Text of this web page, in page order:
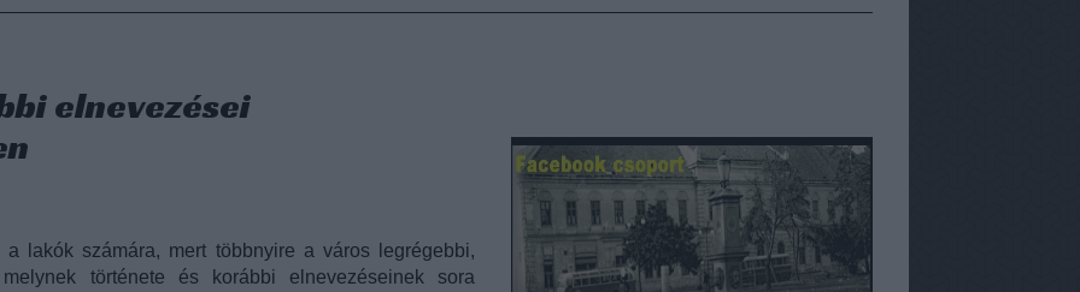
elnevezései
lakók számára, mert többnyire a város legrégebbi,
története és korábbi elnevezéseinek sora